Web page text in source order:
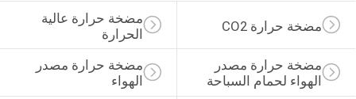
مضخة حرارة عالية
الحرارة
مضخة حرارة CO2
مضخة حرارة مصدر
الهواء
مضخة حرارة مصدر
الهواء لحمام السباحة